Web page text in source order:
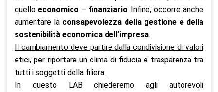
quello economico – finanziario. Infine, occorre anche
aumentare laconsapevolezza della gestione e della
sostenibilità economica dell’impresa.
Il cambiamento deve partire dalla condivisione di valori
etici, per riportare un clima di fiducia e trasparenza tra
tutti i soggetti della filiera.
In questo LAB chiederemo agli autorevoli